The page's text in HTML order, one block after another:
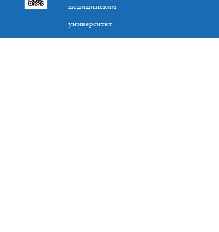
медицинский
университет